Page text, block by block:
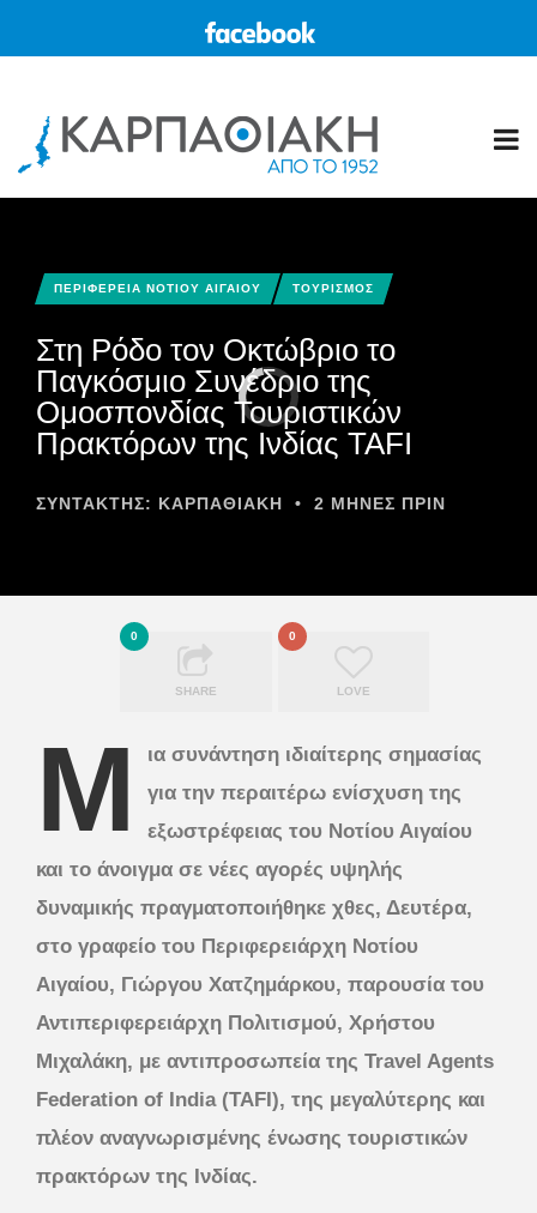
ΠΕΡΙΦΕΡΕΙΑ ΝΟΤΙΟΥ ΑΙΓΑΙΟΥ ΤΟΥΡΙΣΜΟΣ
Στη Ρόδο τον Οκτώβριο το
Παγκόσμιο Συνέδριο της
Ομοσπονδίας Τουριστικών
Πρακτόρων της Ινδίας TAFI
ΣΥΝΤΆΚΤΗΣ: ΚΑΡΠΑΘΙΑΚΗ • 2 ΜΉΝΕΣ ΠΡΙΝ
0
SHARE
0
LOVE
Μ
ια συνάντηση ιδιαίτερης σημασίας
για την περαιτέρω ενίσχυση της
εξωστρέφειας του Νοτίου Αιγαίου
και το άνοιγμα σε νέες αγορές υψηλής
δυναμικής πραγματοποιήθηκε χθες, Δευτέρα,
στο γραφείο του Περιφερειάρχη Νοτίου
Αιγαίου, Γιώργου Χατζημάρκου, παρουσία του
Αντιπεριφερειάρχη Πολιτισμού, Χρήστου
Μιχαλάκη, με αντιπροσωπεία της Travel Agents
Federation of India (TAFI), της μεγαλύτερης και
πλέον αναγνωρισμένης ένωσης τουριστικών
πρακτόρων της Ινδίας.